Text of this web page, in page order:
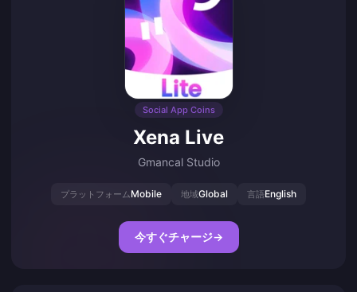
Social App Coins
Xena Live
Gmancal Studio
プラットフォームMobile 地域Global 言語English
今すぐチャージ→